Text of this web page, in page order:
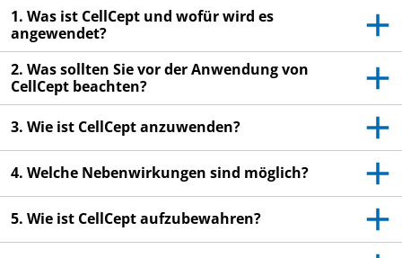
Dieses Arzneimittel wurde Ihnen persönlich
verschrieben. Geben Sie es nicht an Dritte weiter.
Es kann anderen Menschen schaden, auch wenn
diese die gleichen Beschwerden haben wie Sie.
Wenn Sie Nebenwirkungen bemerken, wenden Sie
sich an Ihren Arzt oder das medizinische
Fachpersonal. Dies gilt auch für Nebenwirkungen,
die nicht in dieser Packungsbeilage angegeben
sind. Siehe Abschnitt 4.
1. Was ist CellCept und wofür wird es
angewendet?
2. Was sollten Sie vor der Anwendung von
CellCept beachten?
3. Wie ist CellCept anzuwenden?
4. Welche Nebenwirkungen sind möglich?
5. Wie ist CellCept aufzubewahren?